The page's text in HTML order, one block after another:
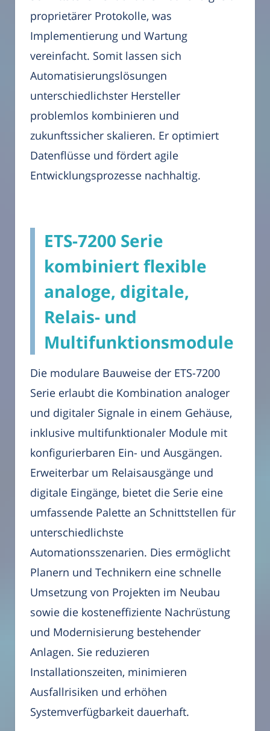
proprietärer Protokolle, was
Implementierung und Wartung
vereinfacht. Somit lassen sich
Automatisierungslösungen
unterschiedlichster Hersteller
problemlos kombinieren und
zukunftssicher skalieren. Er optimiert
Datenflüsse und fördert agile
Entwicklungsprozesse nachhaltig.
ETS-7200 Serie
kombiniert flexible
analoge, digitale,
Relais- und
Multifunktionsmodule
Die modulare Bauweise der ETS-7200
Serie erlaubt die Kombination analoger
und digitaler Signale in einem Gehäuse,
inklusive multifunktionaler Module mit
konfigurierbaren Ein- und Ausgängen.
Erweiterbar um Relaisausgänge und
digitale Eingänge, bietet die Serie eine
umfassende Palette an Schnittstellen für
unterschiedlichste
Automationsszenarien. Dies ermöglicht
Planern und Technikern eine schnelle
Umsetzung von Projekten im Neubau
sowie die kosteneffiziente Nachrüstung
und Modernisierung bestehender
Anlagen. Sie reduzieren
Installationszeiten, minimieren
Ausfallrisiken und erhöhen
Systemverfügbarkeit dauerhaft.